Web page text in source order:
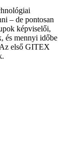
– de pontosan
képviselői,
és mennyi időbe
első GITEX